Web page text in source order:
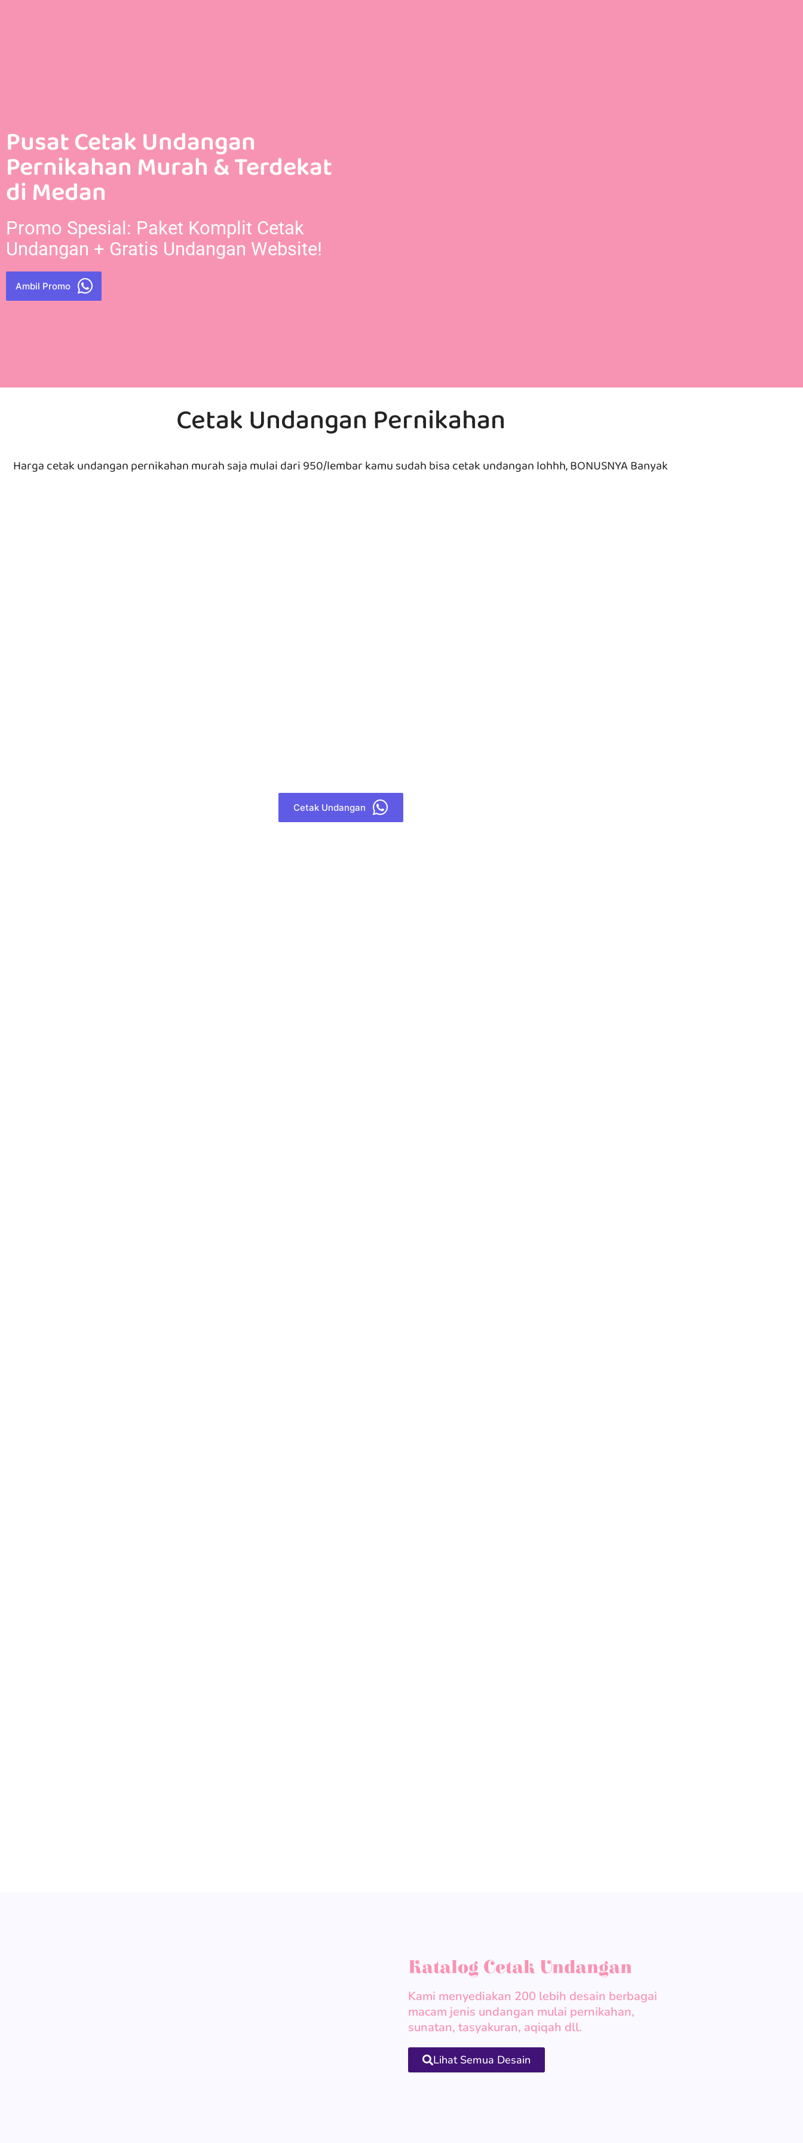
Pusat Cetak Undangan
Pernikahan Murah & Terdekat
di Medan
Promo Spesial: Paket Komplit Cetak
Undangan + Gratis Undangan Website!
Ambil Promo
Cetak Undangan Pernikahan
Harga cetak undangan pernikahan murah saja mulai dari 950/lembar kamu sudah bisa cetak undangan lohhh, BONUSNYA Banyak
Cetak Undangan
Katalog Cetak Undangan
Kami menyediakan 200 lebih desain berbagai
macam jenis undangan mulai pernikahan,
sunatan, tasyakuran, aqiqah dll.
Lihat Semua Desain